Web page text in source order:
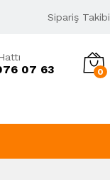
Sipariş Takibi
07 63 0